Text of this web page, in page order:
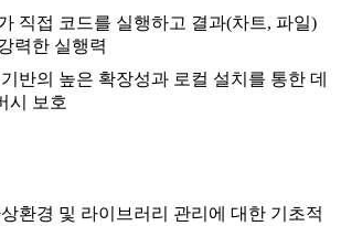
직접 코드를 실행하고 결과(차트, 파일)
력한 실행력
반의 높은 확장성과 로컬 설치를 통한 데
시 보호
환경 및 라이브러리 관리에 대한 기초적